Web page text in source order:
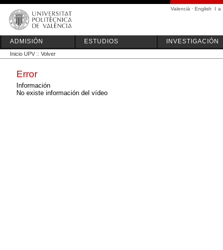
Valencià · English I a
ADMISIÓN ESTUDIOS INVESTIGACIÓN
Inicio UPV :: Volver
Error
Información
No existe información del vídeo